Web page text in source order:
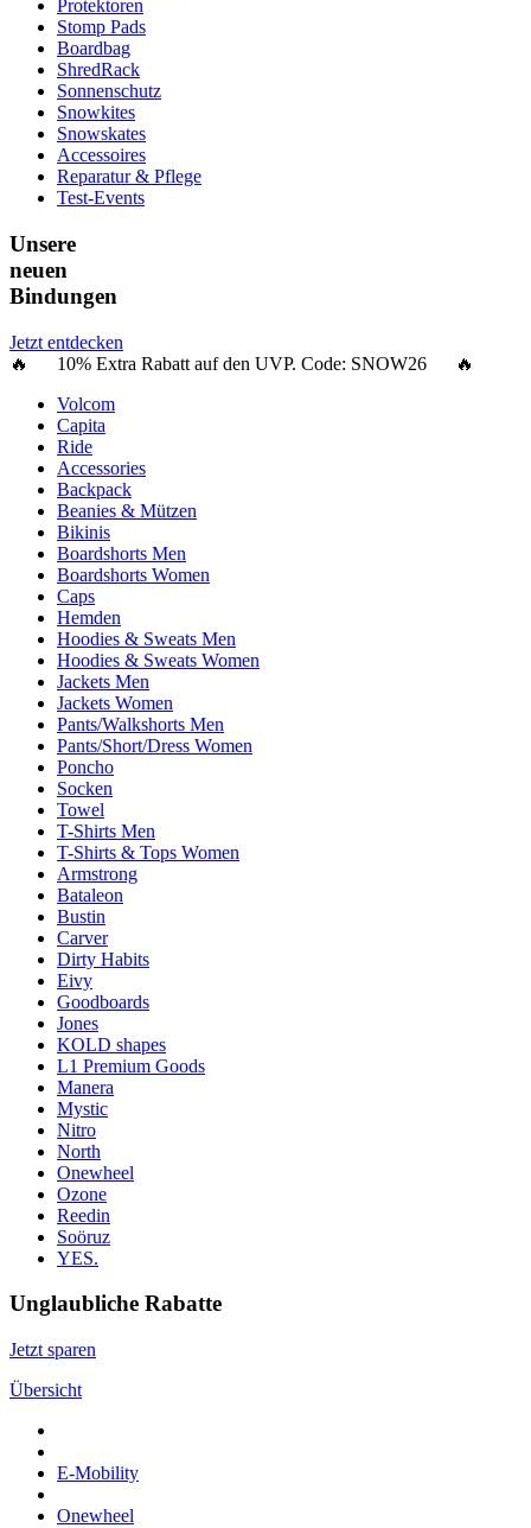
Protektoren
Stomp Pads
Boardbag
ShredRack
Sonnenschutz
Snowkites
Snowskates
Accessoires
Reparatur & Pflege
Test-Events
Unsere
neuen
Bindungen
Jetzt entdecken
🔥 10% Extra Rabatt auf den UVP. Code: SNOW26 🔥
Volcom
Capita
Ride
Accessories
Backpack
Beanies & Mützen
Bikinis
Boardshorts Men
Boardshorts Women
Caps
Hemden
Hoodies & Sweats Men
Hoodies & Sweats Women
Jackets Men
Jackets Women
Pants/Walkshorts Men
Pants/Short/Dress Women
Poncho
Socken
Towel
T-Shirts Men
T-Shirts & Tops Women
Armstrong
Bataleon
Bustin
Carver
Dirty Habits
Eivy
Goodboards
Jones
KOLD shapes
L1 Premium Goods
Manera
Mystic
Nitro
North
Onewheel
Ozone
Reedin
Soöruz
YES.
Unglaubliche Rabatte
Jetzt sparen
Übersicht
E-Mobility
Onewheel